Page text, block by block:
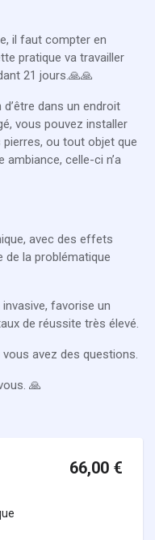
il faut compter en
pratique va travailler
21 jours.🙏🙏
dans un endroit
vous pouvez installer
ou tout objet que
celle-ci n’a
avec des effets
de la problématique
favorise un
de réussite très élevé.
avez des questions.
🙏
66,00 €